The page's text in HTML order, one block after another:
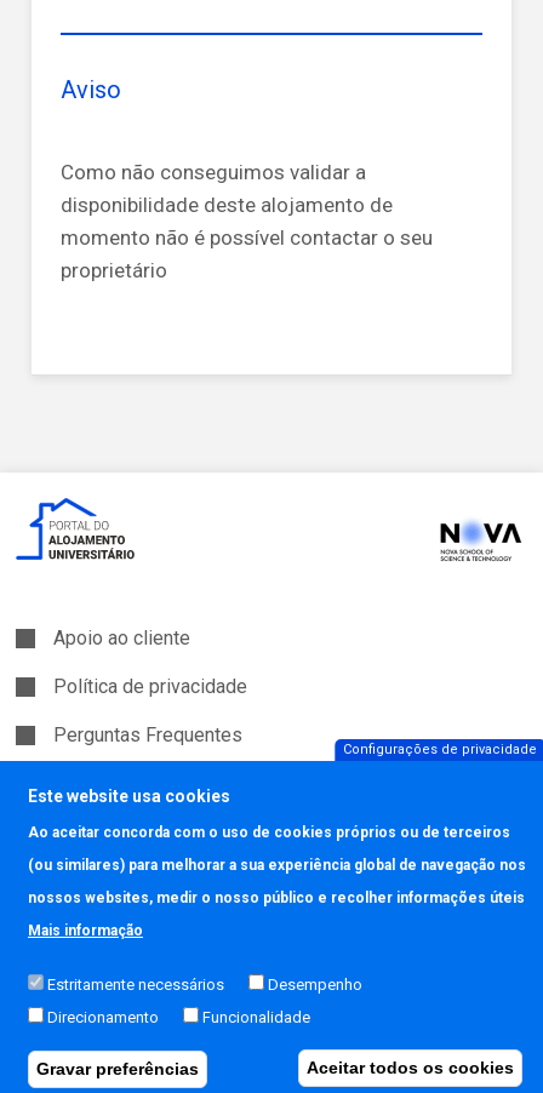
Aviso
Como não conseguimos validar a
disponibilidade deste alojamento de
momento não é possível contactar o seu
proprietário
Apoio ao cliente
Política de privacidade
Perguntas Frequentes
Política de Cookies
Copyright © JAVALI 2026
Powered by
Configurações de privacidade
Este website usa cookies
Ao aceitar concorda com o uso de cookies próprios ou de terceiros
(ou similares) para melhorar a sua experiência global de navegação nos
nossos websites, medir o nosso público e recolher informações úteis
Mais informação
Estritamente necessários
Desempenho
Direcionamento
Funcionalidade
Gravar preferências Aceitar todos os cookies